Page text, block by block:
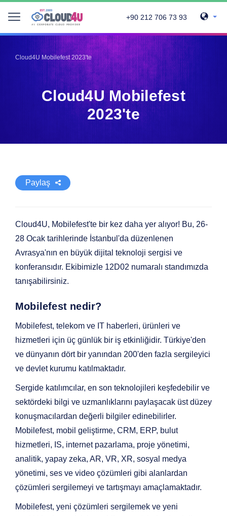
+90 212 706 73 93
Cloud4U Mobilefest 2023'te
Cloud4U Mobilefest
2023'te
Paylaş
Telegram
Pinterest
Twitter
LinkedIn
Facebook
Cloud4U, Mobilefest'te bir kez daha yer alıyor! Bu, 26-
28 Ocak tarihlerinde İstanbul'da düzenlenen
Avrasya'nın en büyük dijital teknoloji sergisi ve
konferansıdır. Ekibimizle 12D02 numaralı standımızda
tanışabilirsiniz.
Mobilefest nedir?
Mobilefest, telekom ve IT haberleri, ürünleri ve
hizmetleri için üç günlük bir iş etkinliğidir. Türkiye'den
ve dünyanın dört bir yanından 200'den fazla sergileyici
ve devlet kurumu katılmaktadır.
Sergide katılımcılar, en son teknolojileri keşfedebilir ve
sektördeki bilgi ve uzmanlıklarını paylaşacak üst düzey
konuşmacılardan değerli bilgiler edinebilirler.
Mobilefest, mobil geliştirme, CRM, ERP, bulut
hizmetleri, IS, internet pazarlama, proje yönetimi,
analitik, yapay zeka, AR, VR, XR, sosyal medya
yönetimi, ses ve video çözümleri gibi alanlardan
çözümleri sergilemeyi ve tartışmayı amaçlamaktadır.
Mobilefest, yeni çözümleri sergilemek ve yeni
Telegram
Pinterest
Twitter
LinkedIn
Facebook